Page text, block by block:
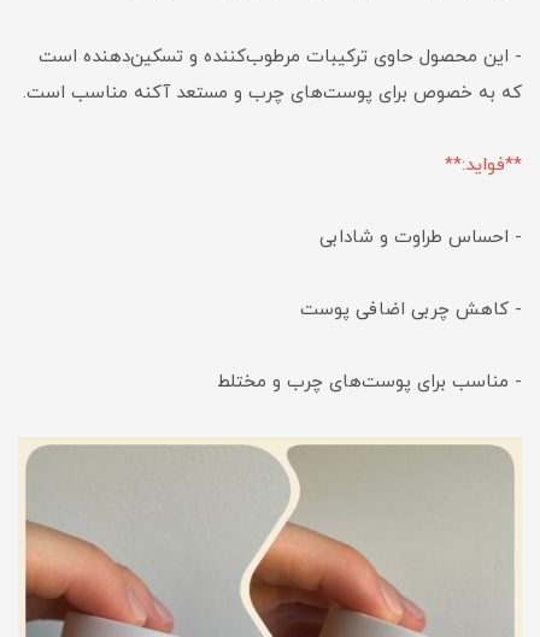
- این محصول حاوی ترکیبات مرطوب‌کننده و تسکین‌دهنده است
که به خصوص برای پوست‌های چرب و مستعد آکنه مناسب است.
**فواید:**
- احساس طراوت و شادابی
- کاهش چربی اضافی پوست
- مناسب برای پوست‌های چرب و مختلط